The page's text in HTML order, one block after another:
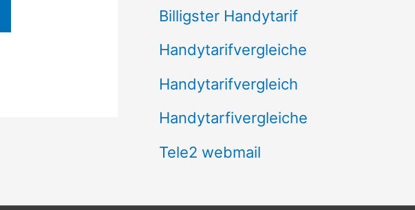
Billigster Handytarif
Handytarifvergleiche
Handytarifvergleich
Handytarfivergleiche
Tele2 webmail